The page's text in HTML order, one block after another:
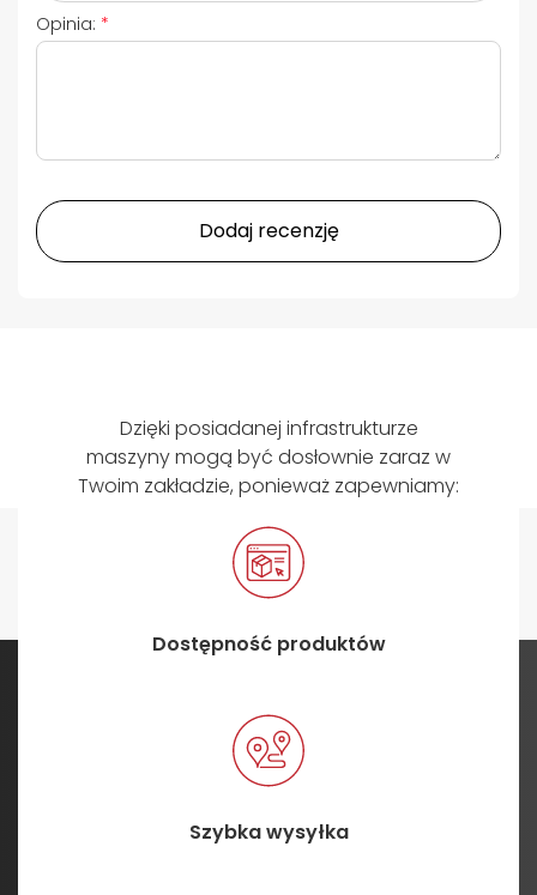
Opinia:
Dodaj recenzję
Dzięki posiadanej infrastrukturze
maszyny mogą być dosłownie zaraz w
Twoim zakładzie, ponieważ zapewniamy:
Dostępność produktów
Szybka wysyłka